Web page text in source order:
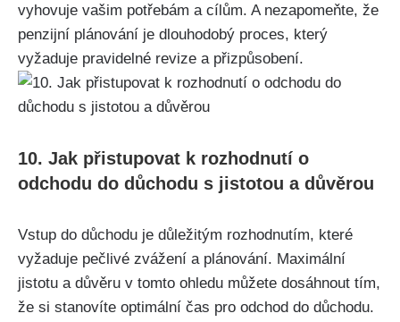
vyhovuje vašim potřebám a cílům. A nezapomeňte, že
penzijní plánování je dlouhodobý proces, který
vyžaduje pravidelné revize a přizpůsobení.
10. Jak přistupovat k rozhodnutí o
odchodu do důchodu s jistotou a důvěrou
Vstup do důchodu je důležitým rozhodnutím, které
vyžaduje pečlivé zvážení a plánování. Maximální
jistotu a důvěru v tomto ohledu můžete dosáhnout tím,
že si stanovíte optimální čas pro odchod do důchodu.